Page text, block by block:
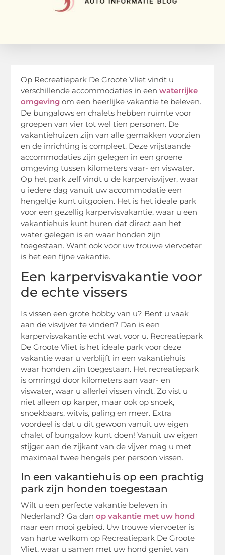
Op Recreatiepark De Groote Vliet vindt u
verschillende accommodaties in eenwaterrijke
omgeving om een heerlijke vakantie te beleven.
De bungalows en chalets hebben ruimte voor
groepen van vier tot wel tien personen. De
vakantiehuizen zijn van alle gemakken voorzien
en de inrichting is compleet. Deze vrijstaande
accommodaties zijn gelegen in een groene
omgeving tussen kilometers vaar- en viswater.
Op het park zelf vindt u de karpervisvijver, waar
u iedere dag vanuit uw accommodatie een
hengeltje kunt uitgooien. Het is het ideale park
voor een gezellig karpervisvakantie, waar u een
vakantiehuis kunt huren dat direct aan het
water gelegen is en waar honden zijn
toegestaan. Want ook voor uw trouwe viervoeter
is het een fijne vakantie.
Een karpervisvakantie voor
de echte vissers
Is vissen een grote hobby van u? Bent u vaak
aan de visvijver te vinden? Dan is een
karpervisvakantie echt wat voor u. Recreatiepark
De Groote Vliet is het ideale park voor deze
vakantie waar u verblijft in een vakantiehuis
waar honden zijn toegestaan. Het recreatiepark
is omringd door kilometers aan vaar- en
viswater, waar u allerlei vissen vindt. Zo vist u
niet alleen op karper, maar ook op snoek,
snoekbaars, witvis, paling en meer. Extra
voordeel is dat u dit gewoon vanuit uw eigen
chalet of bungalow kunt doen! Vanuit uw eigen
stijger aan de zijkant van de vijver mag u met
maximaal twee hengels per persoon vissen.
In een vakantiehuis op een prachtig
park zijn honden toegestaan
Wilt u een perfecte vakantie beleven in
Nederland? Ga danop vakantie met uw hond
naar een mooi gebied. Uw trouwe viervoeter is
van harte welkom op Recreatiepark De Groote
Vliet, waar u samen met uw hond geniet van